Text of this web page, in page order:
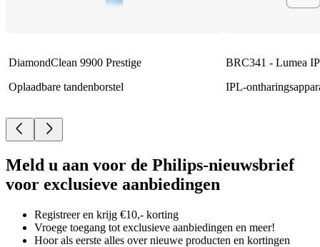
DiamondClean 9900 Prestige
Oplaadbare tandenborstel
BRC341 - Lumea
IPL-
Meld u aan voor de Philips-nieuwsbrief
voor exclusieve aanbiedingen
Registreer en krijg €10,- korting
Vroege toegang tot exclusieve aanbiedingen en meer!
Hoor als eerste alles over nieuwe producten en kortingen